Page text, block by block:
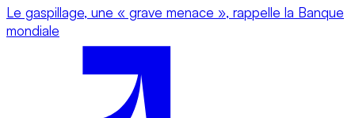
Le gaspillage, une « grave menace », rappelle la Banque
mondiale